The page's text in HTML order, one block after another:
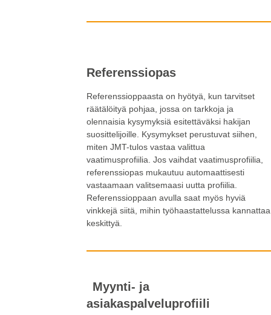
Referenssiopas
Referenssioppaasta on hyötyä, kun tarvitset
räätälöityä pohjaa, jossa on tarkkoja ja
olennaisia kysymyksiä esitettäväksi hakijan
suosittelijoille. Kysymykset perustuvat siihen,
miten JMT-tulos vastaa valittua
vaatimusprofiilia. Jos vaihdat vaatimusprofiilia,
referenssiopas mukautuu automaattisesti
vastaamaan valitsemaasi uutta profiilia.
Referenssioppaan avulla saat myös hyviä
vinkkejä siitä, mihin työhaastattelussa kannattaa
keskittyä.
Myynti- ja
asiakaspalveluprofiili